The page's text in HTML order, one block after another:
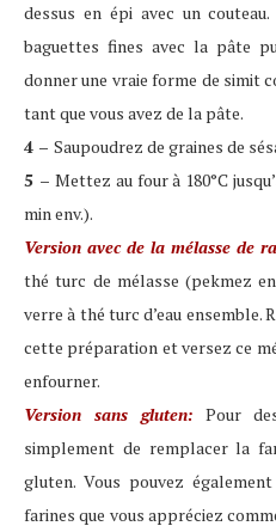
dessus en épi avec un couteau.
baguettes fines avec la pâte
donner une vraie forme de simit
tant que vous avez de la pâte.
4 – Saupoudrez de graines de
5 –Mettez au four à 180°C
min env.).
Version avec de la mélasse de
thé turc de mélasse (pekmez
verre à thé turc d’eau ensemble.
cette préparation et versez ce
enfourner.
Version sans gluten: Pour
simplement de remplacer la
gluten. Vous pouvez
farines que vous appréciez